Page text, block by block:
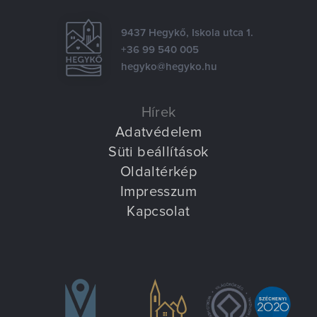
Közérdekű adatok
Dokumentumok
9437 Hegykő, Iskola utca 1.
+36 99 540 005
hegyko@hegyko.hu
Hírek
Adatvédelem
Süti beállítások
Oldaltérkép
Impresszum
Kapcsolat